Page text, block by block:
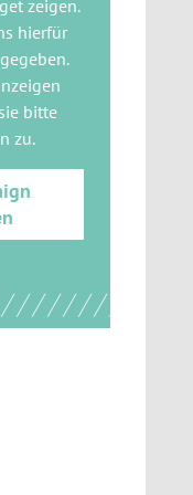
zeigen.
hierfür
bitte
zu.